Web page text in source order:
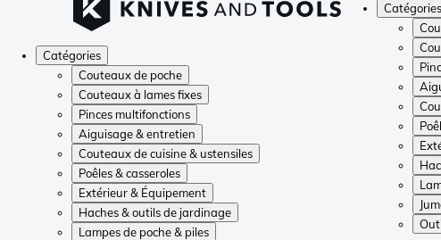
Catégories
Catégories
Couteaux de poche
Couteaux à lames fixes
Pinces multifonctions
Aiguisage & entretien
Couteaux de cuisine & ustensiles
Poêles & casseroles
Extérieur & Équipement
Haches & outils de jardinage
Lampes de poche & piles